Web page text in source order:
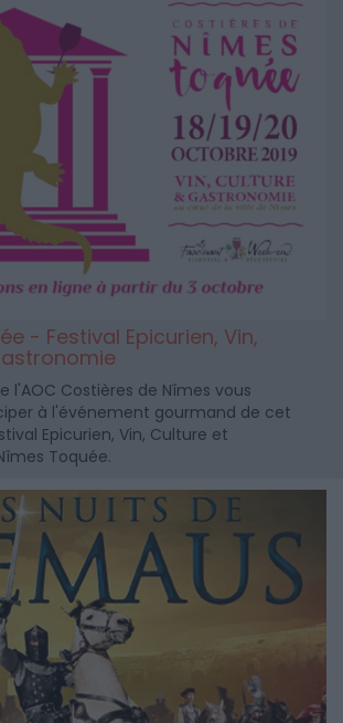
- Festival Epicurien, Vin,
l'AOC Costières de Nîmes vous
à l'événement gourmand de cet
Epicurien, Vin, Culture et
Toquée.